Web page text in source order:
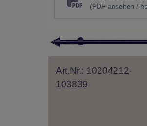
(PDF ansehen /
Art.Nr.: 10204212-
103839